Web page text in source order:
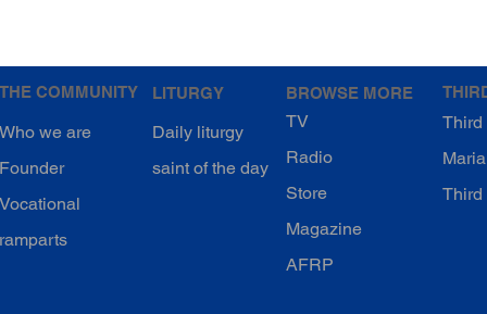
THE COMMUNITY
Who we are
Founder
Vocational
ramparts
LITURGY
Daily liturgy
saint of the day
BROWSE MORE
TV
Radio
Store
Magazine
AFRP
Third
Third